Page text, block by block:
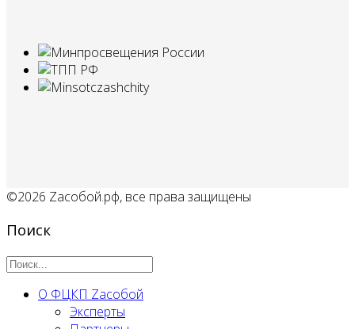
©2026 Zaсобой.рф, все права защищены
Поиск
О ФЦКП Zасобой
Эксперты